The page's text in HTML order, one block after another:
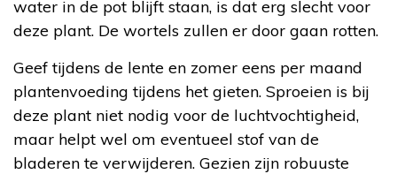
water in de pot blijft staan, is dat erg slecht voor
deze plant. De wortels zullen er door gaan rotten.
Geef tijdens de lente en zomer eens per maand
plantenvoeding tijdens het gieten. Sproeien is bij
deze plant niet nodig voor de luchtvochtigheid,
maar helpt wel om eventueel stof van de
bladeren te verwijderen. Gezien zijn robuuste